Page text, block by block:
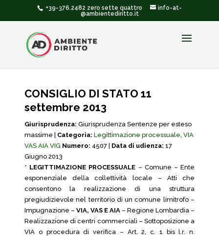
+39-376.2482 zero sette quattro
info-at-
@ambientediritto.it
CONSIGLIO DI STATO 11
settembre 2013
Giurisprudenza: Giurisprudenza Sentenze per esteso
massime | Categoria: Legittimazione processuale, VIA
VAS AIA VIG Numero: 4507 | Data di udienza: 17
Giugno 2013
* LEGITTIMAZIONE PROCESSUALE – Comune – Ente
esponenziale della collettività locale – Atti che
consentono la realizzazione di una struttura
pregiudizievole nel territorio di un comune limitrofo –
Impugnazione – VIA, VAS E AIA – Regione Lombardia –
Realizzazione di centri commerciali – Sottoposizione a
VIA o procedura di verifica – Art. 2, c. 1 bis l.r. n.